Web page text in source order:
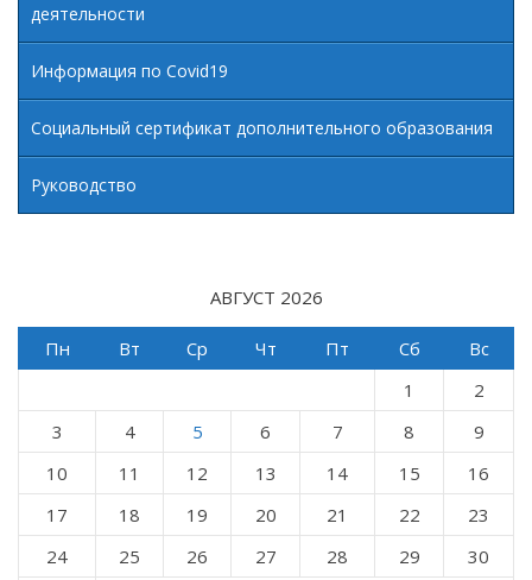
деятельности
Информация по Covid19
Социальный сертификат дополнительного образования
Руководство
АВГУСТ 2026
Пн Вт Ср Чт Пт Сб
Вс
1
2
3
4 5 6 7 8
9
10
11 12 13 14 15
16
17
18 19 20 21 22
23
24
25 26 27 28 29
30